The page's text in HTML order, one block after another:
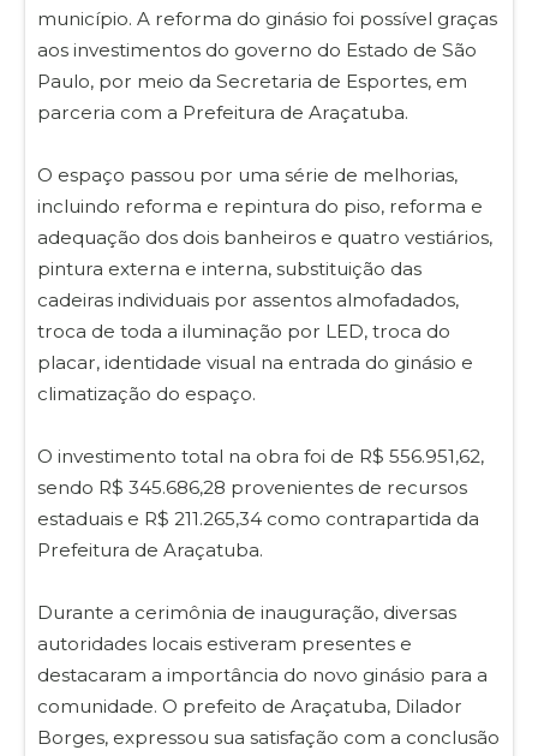
município. A reforma do ginásio foi possível graças
aos investimentos do governo do Estado de São
Paulo, por meio da Secretaria de Esportes, em
parceria com a Prefeitura de Araçatuba.
O espaço passou por uma série de melhorias,
incluindo reforma e repintura do piso, reforma e
adequação dos dois banheiros e quatro vestiários,
pintura externa e interna, substituição das
cadeiras individuais por assentos almofadados,
troca de toda a iluminação por LED, troca do
placar, identidade visual na entrada do ginásio e
climatização do espaço.
O investimento total na obra foi de R$ 556.951,62,
sendo R$ 345.686,28 provenientes de recursos
estaduais e R$ 211.265,34 como contrapartida da
Prefeitura de Araçatuba.
Durante a cerimônia de inauguração, diversas
autoridades locais estiveram presentes e
destacaram a importância do novo ginásio para a
comunidade. O prefeito de Araçatuba, Dilador
Borges, expressou sua satisfação com a conclusão